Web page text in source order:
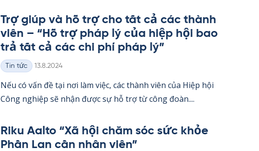
Trợ giúp và hỗ trợ cho tất cả các thành
viên – “Hỗ trợ pháp lý của hiệp hội bao
trả tất cả các chi phí pháp lý”
Thể
loại
Tin tức Kirjoitettu
13.8.2024
Nếu có vấn đề tại nơi làm việc, các thành viên của Hiệp hội
Công ng­hiệp sẽ nhận được sự hỗ trợ từ công đoàn....
Riku Aalto “Xã hội chăm sóc sức khỏe
Phần Lan cần nhân viên”